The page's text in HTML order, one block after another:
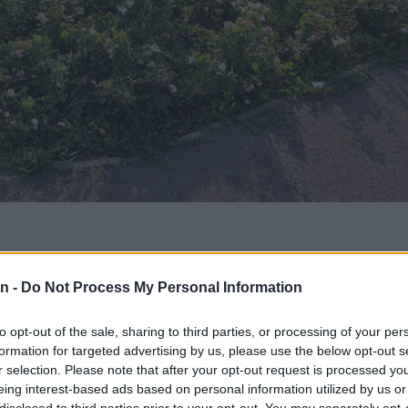
- Do Not Process My Personal Information
opt-out of the sale, sharing to third parties, or processing of your
for targeted advertising by us, please use the below opt-out
selection. Please note that after your opt-out request is processed
interest-based ads based on personal information utilized by us
počitniško delo, zato je Občina Šoštanj ponovno
rok za prijavo pa je zelo kratek - vloge pričakujejo